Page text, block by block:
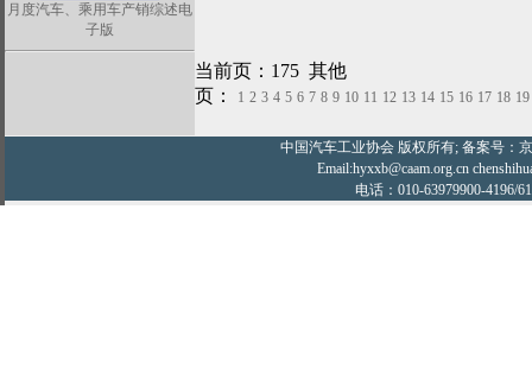
月度汽车、乘用车产销综述电
子版
当前页：175 其他
页：
1 2 3 4 5 6 7 8 9 10 11 12 13 14 15 16 17 18 19
中国汽车工业协会 版权所有; 备案号：
Email:hyxxb@caam.org.cn
电话：010-63979900-4196/